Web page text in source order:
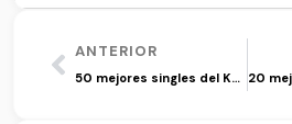
ANTERIOR
50 mejores singles del Kpop 2025